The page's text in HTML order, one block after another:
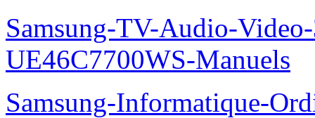
Samsung-TV-Audio-
UE46C7700WS-Manuels
Samsung-Informatique-